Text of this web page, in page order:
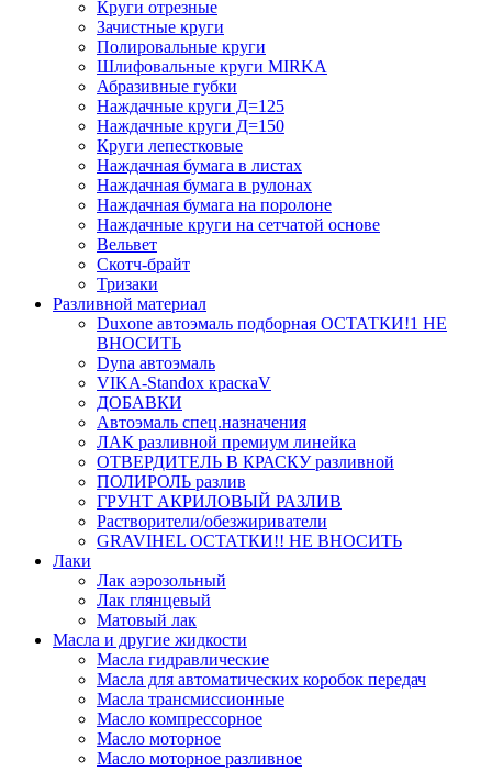
Круги отрезные
Зачистные круги
Полировальные круги
Шлифовальные круги MIRKA
Абразивные губки
Наждачные круги Д=125
Наждачные круги Д=150
Круги лепестковые
Наждачная бумага в листах
Наждачная бумага в рулонах
Наждачная бумага на поролоне
Наждачные круги на сетчатой основе
Вельвет
Скотч-брайт
Тризаки
Разливной материал
Duxone автоэмаль подборная ОСТАТКИ!1 НЕ
ВНОСИТЬ
Dyna автоэмаль
VIKA-Standox краскаV
ДОБАВКИ
Автоэмаль спец.назначения
ЛАК разливной премиум линейка
ОТВЕРДИТЕЛЬ В КРАСКУ разливной
ПОЛИРОЛЬ разлив
ГРУНТ АКРИЛОВЫЙ РАЗЛИВ
Растворители/обезжириватели
GRAVIHEL ОСТАТКИ!! НЕ ВНОСИТЬ
Лаки
Лак аэрозольный
Лак глянцевый
Матовый лак
Масла и другие жидкости
Масла гидравлические
Масла для автоматических коробок передач
Масла трансмиссионные
Масло компрессорное
Масло моторное
Масло моторное разливное